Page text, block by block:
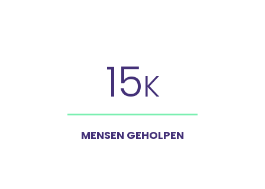
15K
MENSEN GEHOLPEN